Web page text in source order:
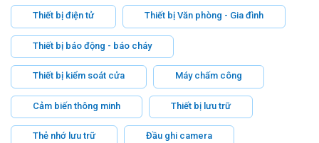
Thiết bị điện tử Thiết bị Văn phòng - Gia đình
Thiết bị báo động - báo cháy
Thiết bị kiểm soát cửa Máy chấm công
Cảm biến thông minh Thiết bị lưu trữ
Thẻ nhớ lưu trữ Đầu ghi camera